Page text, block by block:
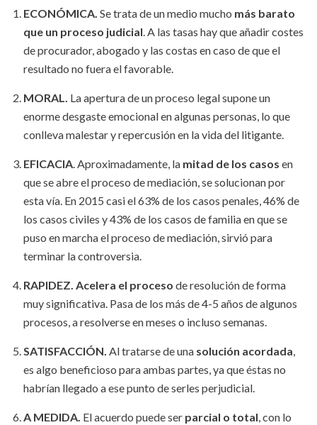
ECONÓMICA. Se trata de un medio mucho más barato
que un proceso judicial. A las tasas hay que añadir costes
de procurador, abogado y las costas en caso de que el
resultado no fuera el favorable.
MORAL. La apertura de un proceso legal supone un
enorme desgaste emocional en algunas personas, lo que
conlleva malestar y repercusión en la vida del litigante.
EFICACIA. Aproximadamente, la mitad de los casos en
que se abre el proceso de mediación, se solucionan por
esta vía. En 2015 casi el 63% de los casos penales, 46% de
los casos civiles y 43% de los casos de familia en que se
puso en marcha el proceso de mediación, sirvió para
terminar la controversia.
RAPIDEZ. Acelera el proceso de resolución de forma
muy significativa. Pasa de los más de 4-5 años de algunos
procesos, a resolverse en meses o incluso semanas.
SATISFACCIÓN. Al tratarse de una solución acordada,
es algo beneficioso para ambas partes, ya que éstas no
habrían llegado a ese punto de serles perjudicial.
A MEDIDA. El acuerdo puede ser parcial o total, con lo